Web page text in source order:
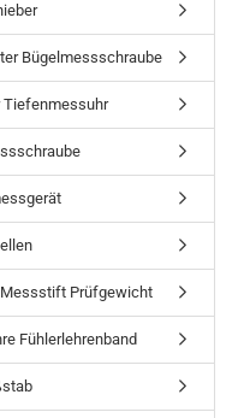
Bügelmessschraube
Tiefenmessuhr
Messstift Prüfgewicht
Fühlerlehrenband